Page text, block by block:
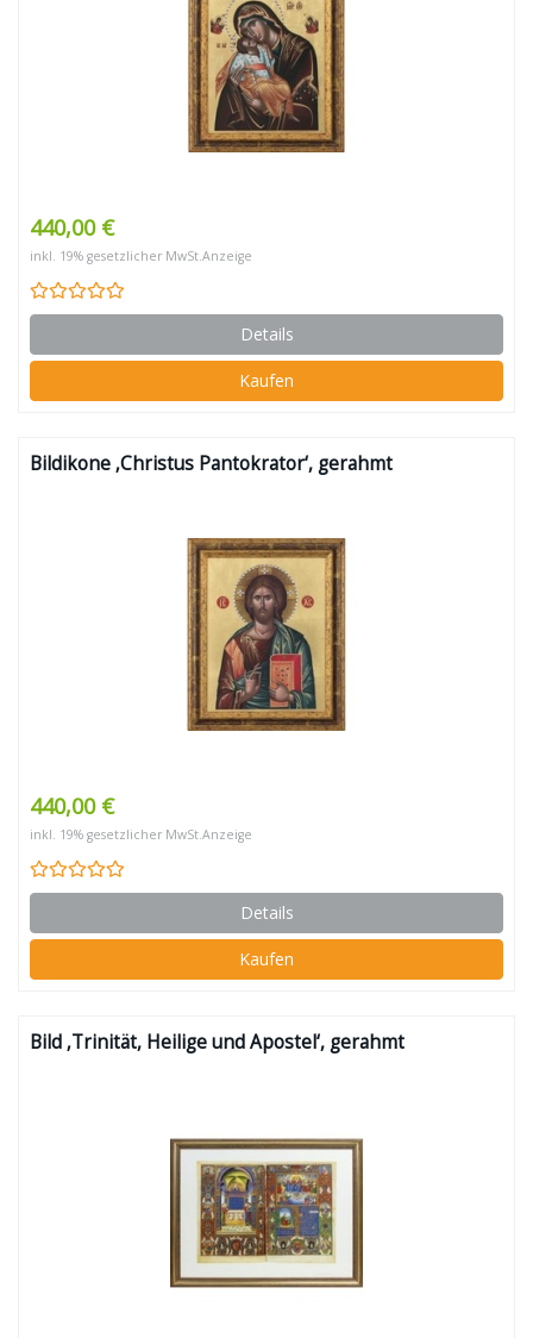
440,00 €
inkl. 19% gesetzlicher MwSt.Anzeige
Details
Kaufen
Bildikone ‚Christus Pantokrator‘, gerahmt
440,00 €
inkl. 19% gesetzlicher MwSt.Anzeige
Details
Kaufen
Bild ‚Trinität, Heilige und Apostel‘, gerahmt